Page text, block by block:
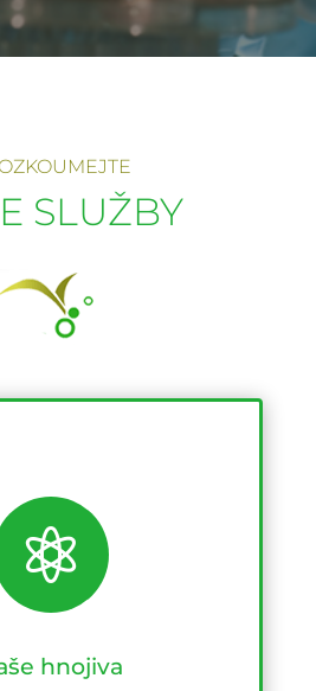
SLUŽBY

hnojiva